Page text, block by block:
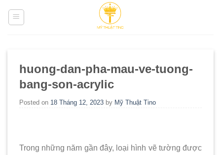
huong-dan-pha-mau-ve-tuong-
bang-son-acrylic
Posted on 18 Tháng 12, 2023 by Mỹ Thuật Tino
Trong những năm gần đây, loại hình vẽ tường được